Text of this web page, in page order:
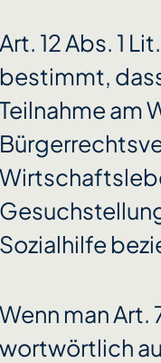
Art. 12 Abs. 1
bestimmt,
Teilnahme am
Sozialhilfe
Wenn man
wortwörtlich